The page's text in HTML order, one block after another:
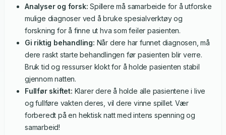
Analyser og forsk: Spillere må samarbeide for å utforske
mulige diagnoser ved å bruke spesialverktøy og
forskning for å finne ut hva som feiler pasienten.
Gi riktig behandling: Når dere har funnet diagnosen, må
dere raskt starte behandlingen før pasienten blir verre.
Bruk tid og ressurser klokt for å holde pasienten stabil
gjennom natten.
Fullfør skiftet: Klarer dere å holde alle pasientene i live
og fullføre vakten deres, vil dere vinne spillet. Vær
forberedt på en hektisk natt med intens spenning og
samarbeid!